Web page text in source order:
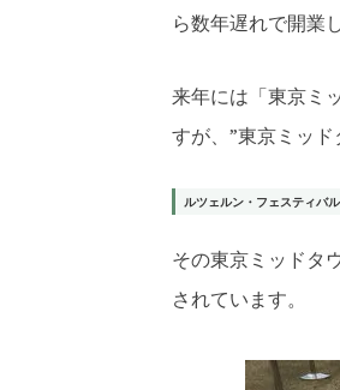
ら数年遅れで開業
来年には「東京ミ
すが、”東京ミッ
ルツェルン・フェスティバ
その東京ミッドタ
されています。